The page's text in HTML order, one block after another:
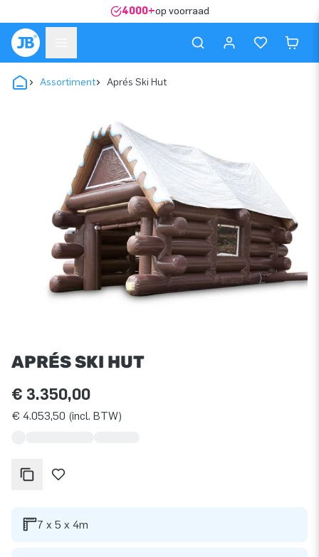
4000+op voorraad
Assortiment Aprés Ski Hut
APRÉS SKI HUT
€ 3.350,00
€ 4.053,50 (incl. BTW)
7 x 5 x 4m